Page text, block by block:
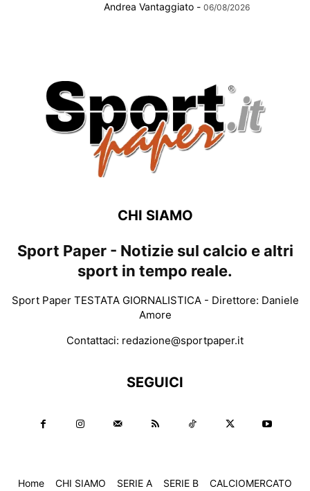
Andrea Vantaggiato - 06/08/2026
CHI SIAMO
Sport Paper - Notizie sul calcio e altri
sport in tempo reale.
Sport Paper TESTATA GIORNALISTICA - Direttore: Daniele
Amore
Contattaci: redazione@sportpaper.it
SEGUICI
Home CHI SIAMO SERIE A SERIE B CALCIOMERCATO